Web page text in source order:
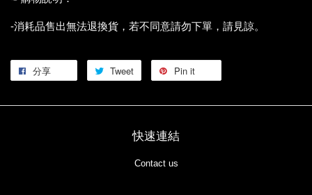
-消耗品售出無法退換貨，若不同意請勿下單，請見諒。
分享 Tweet Pin it
快速連結
Contact us